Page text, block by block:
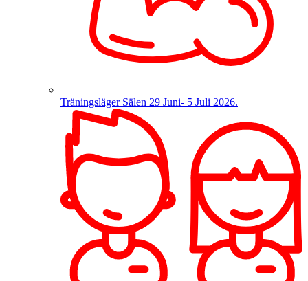
Träningsläger Sälen 29 Juni- 5 Juli 2026.